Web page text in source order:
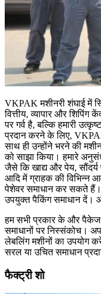
VKPAK मशीनरी शंघाई में
वित्तीय, व्यापार और
पर गर्व है, बल्कि हमारी
प्रदान करने के लिए,
साथ ही उन्होंने भरने की
को साझा किया। हमारे
जैसे कि खाद्य और पेय,
आदि में ग्राहक की
पेशेवर समाधान कर सकते
उपयुक्त पैकिंग समाधान दें।
हम सभी प्रकार के और
समाधानों पर निस्संकोच।
लेबलिंग मशीनों का उपयोग
सरल या उचित समाधान
फैक्ट्री शो